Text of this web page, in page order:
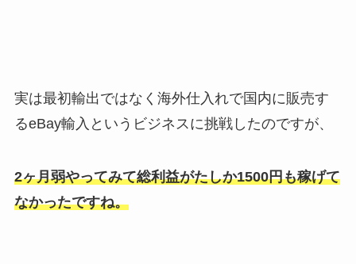
実は最初輸出ではなく海外仕入れで国内に販売す
るeBay輸入というビジネスに挑戦したのですが、
2ヶ月弱やってみて総利益がたしか1500円も稼げて
なかったですね。